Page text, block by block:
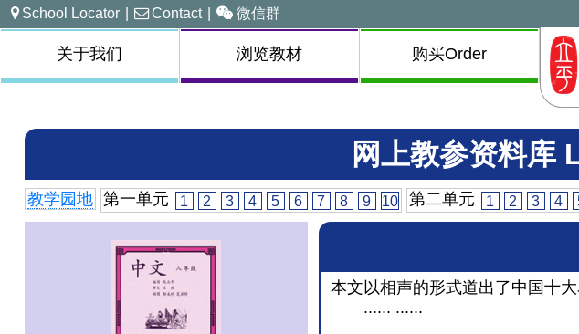
School Locator | Contact | 微信群
关于我们 浏览教材 购买Order
网上教参资料库
教学园地 第一单元 1 2 3 4 5 6 7 8 9 10 第二单元 1 2 3 4
本文以相声的形式道出了中国十
...... ......